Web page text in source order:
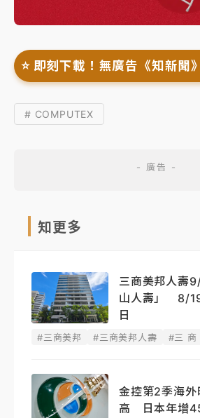
⭐️ 即刻下載！無廣告《知新聞
# COMPUTEX
知更多
三商美邦人壽
山人壽」 8/
日
#三商美邦 #三商美邦人壽 #三 商
金控第2季海外
高 日本年增